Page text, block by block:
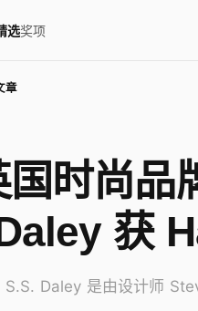
选奖项
章
国时尚品
获
S.S. Daley 是由设计师